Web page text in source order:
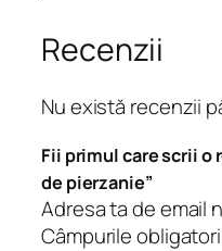
C
â
n
t
e
c
e
d
Recenzii
Nu există recenzii
Fii primul care scrii o
de pierzanie”
Adresa ta de email
Câmpurile